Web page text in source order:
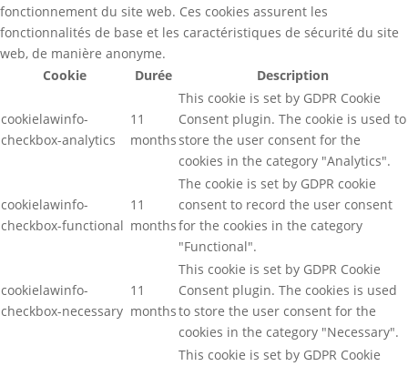
fonctionnement du site web. Ces cookies assurent les
fonctionnalités de base et les caractéristiques de sécurité du site
web, de manière anonyme.
Cookie
Durée Description
cookielawinfo-
checkbox-analytics
11
months
This cookie is set by GDPR Cookie
Consent plugin. The cookie is used to
store the user consent for the
cookies in the category "Analytics".
cookielawinfo-
checkbox-functional
11
months
The cookie is set by GDPR cookie
consent to record the user consent
for the cookies in the category
"Functional".
cookielawinfo-
checkbox-necessary
11
months
This cookie is set by GDPR Cookie
Consent plugin. The cookies is used
to store the user consent for the
cookies in the category "Necessary".
This cookie is set by GDPR Cookie